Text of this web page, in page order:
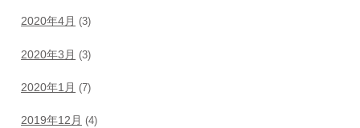
2020年4月 (3)
2020年3月 (3)
2020年1月 (7)
2019年12月 (4)